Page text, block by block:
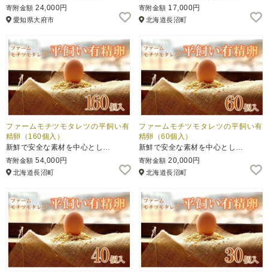
寄附金額 24,000円
愛知県大府市
寄附金額 17,000円
北海道長沼町
ファームモチツモタレツの平飼い有
精卵（160個入）
新鮮で安全な素材を中心とし…
寄附金額 54,000円
北海道長沼町
ファームモチツモタレツの平飼い有
精卵（60個入）
新鮮で安全な素材を中心とし…
寄附金額 20,000円
北海道長沼町